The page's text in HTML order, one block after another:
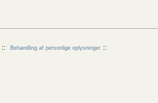
Behandling af personlige oplysninger